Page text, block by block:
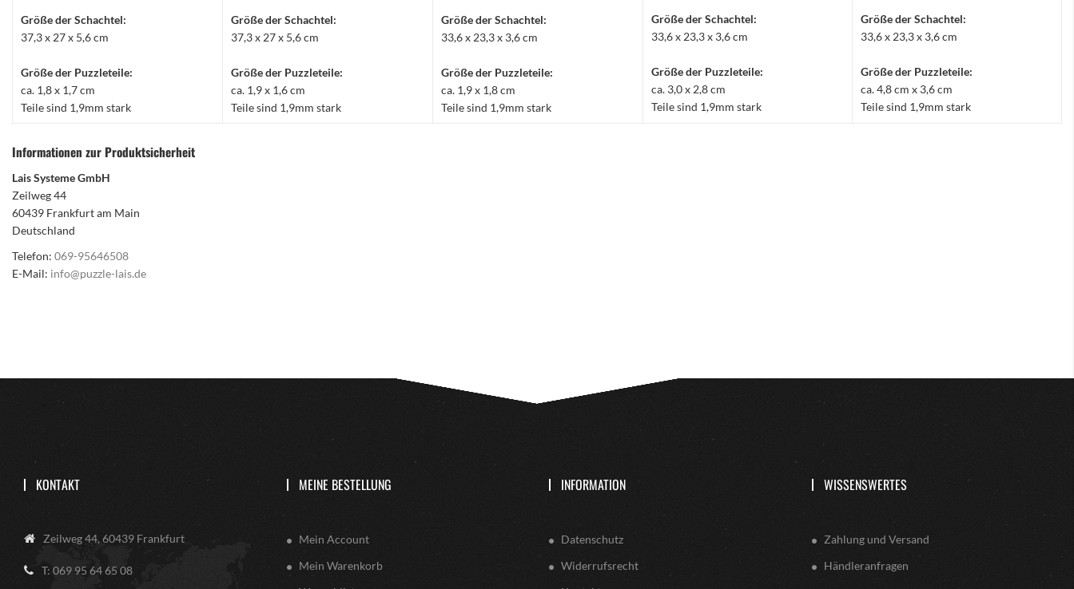
Größe der Schachtel:
37,3 x 27 x 5,6 cm
Größe der Puzzleteile:
ca. 1,8 x 1,7 cm
Teile sind 1,9mm stark
Größe der Schachtel:
37,3 x 27 x 5,6 cm
Größe der Puzzleteile:
ca. 1,9 x 1,6 cm
Teile sind 1,9mm stark
Größe der Schachtel:
33,6 x 23,3 x 3,6 cm
Größe der Puzzleteile:
ca. 1,9 x 1,8 cm
Teile sind 1,9mm stark
Größe der Schachtel:
33,6 x 23,3 x 3,6 cm
Größe der Puzzleteile:
ca. 3,0 x 2,8 cm
Teile sind 1,9mm stark
Größe der Schachtel:
33,6 x 23,3 x 3,6 cm
Größe der Puzzleteile:
ca. 4,8 cm x 3,6 cm
Teile sind 1,9mm stark
Informationen zur Produktsicherheit
Lais Systeme GmbH
Zeilweg 44
60439 Frankfurt am Main
Deutschland
Telefon: 069-95646508
E-Mail: info@puzzle-lais.de
KONTAKT
Zeilweg 44, 60439 Frankfurt
T: 069 95 64 65 08
MEINE BESTELLUNG
Mein Account
Mein Warenkorb
INFORMATION
Datenschutz
Widerrufsrecht
WISSENSWERTES
Zahlung und Versand
Händleranfragen